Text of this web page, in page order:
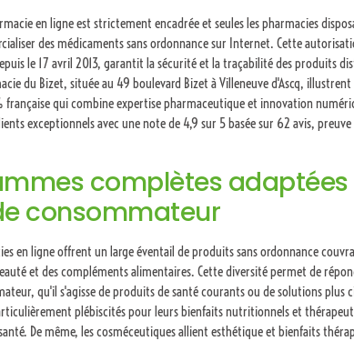
en ligne est strictement encadrée et seules les pharmacies
des médicaments sans ordonnance sur Internet. Cette
le 17 avril 2013, garantit la sécurité et la traçabilité des produits
du Bizet, située au 49 boulevard Bizet à Villeneuve d'Ascq,
française qui combine expertise pharmaceutique et innovation
exceptionnels avec une note de 4,9 sur 5 basée sur 62 avis,
complètes
consommateur
en ligne offrent un large éventail de produits sans ordonnance
et des compléments alimentaires. Cette diversité permet de
qu'il s'agisse de produits de santé courants ou de solutions plus
plébiscités pour leurs bienfaits nutritionnels et
De même, les cosméceutiques allient esthétique et bienfaits